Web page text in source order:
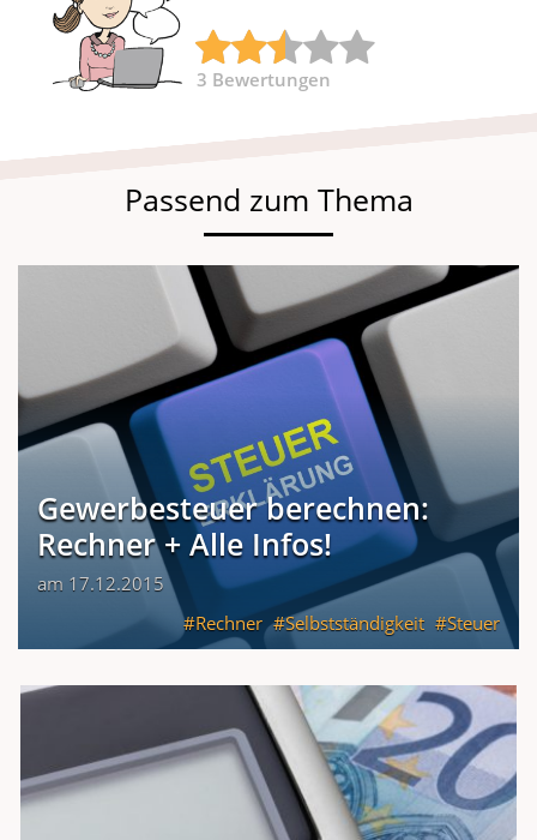
3 Bewertungen
Passend zum Thema
Gewerbesteuer berechnen:
Rechner + Alle Infos!
am 17.12.2015
Rechner
Selbstständigkeit Steuer